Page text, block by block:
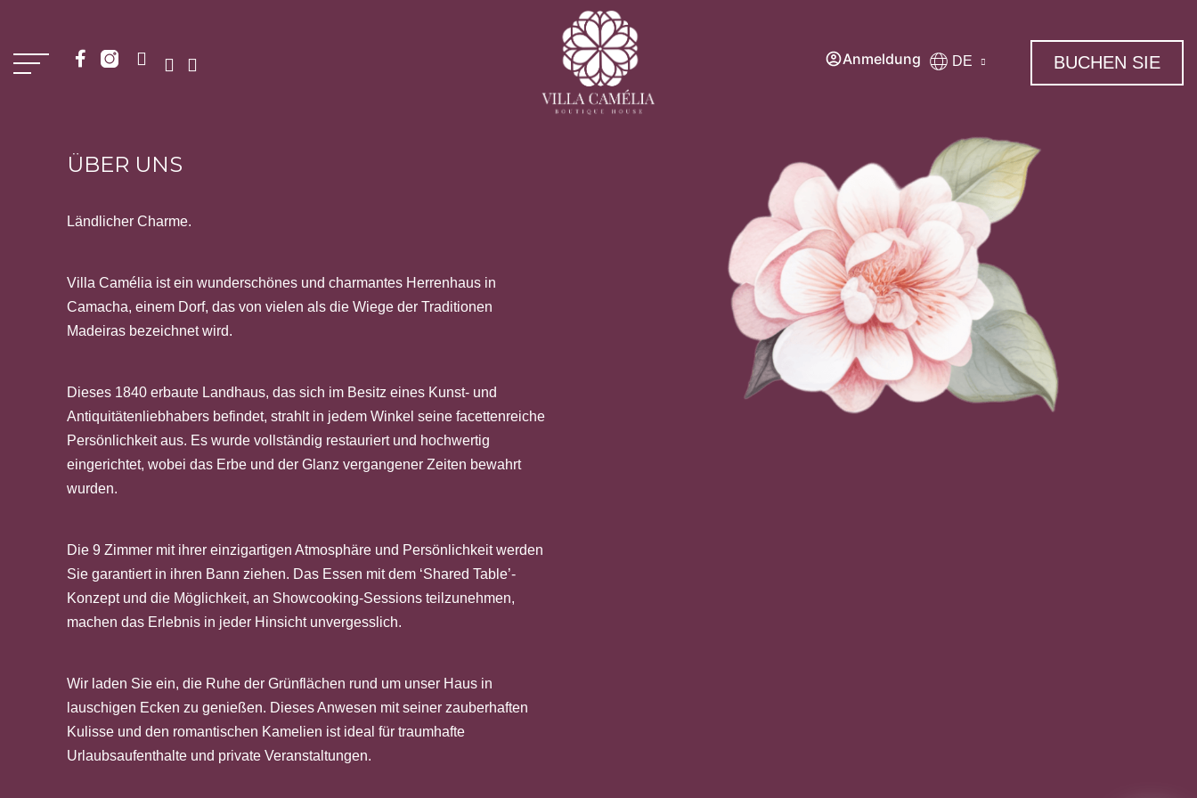
Anmeldung DE BUCHEN SIE
ÜBER UNS
Ländlicher Charme.
Villa Camélia ist ein wunderschönes und charmantes Herrenhaus in
Camacha, einem Dorf, das von vielen als die Wiege der Traditionen
Madeiras bezeichnet wird.
Dieses 1840 erbaute Landhaus, das sich im Besitz eines Kunst- und
Antiquitätenliebhabers befindet, strahlt in jedem Winkel seine facettenreiche
Persönlichkeit aus. Es wurde vollständig restauriert und hochwertig
eingerichtet, wobei das Erbe und der Glanz vergangener Zeiten bewahrt
wurden.
Die 9 Zimmer mit ihrer einzigartigen Atmosphäre und Persönlichkeit werden
Sie garantiert in ihren Bann ziehen. Das Essen mit dem ‘Shared Table’-
Konzept und die Möglichkeit, an Showcooking-Sessions teilzunehmen,
machen das Erlebnis in jeder Hinsicht unvergesslich.
Wir laden Sie ein, die Ruhe der Grünflächen rund um unser Haus in
lauschigen Ecken zu genießen. Dieses Anwesen mit seiner zauberhaften
Kulisse und den romantischen Kamelien ist ideal für traumhafte
Urlaubsaufenthalte und private Veranstaltungen.